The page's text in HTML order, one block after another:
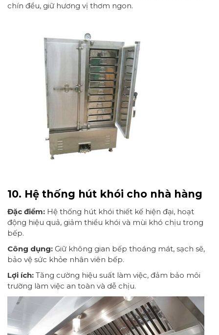
chín đều, giữ hương vị thơm ngon.
10. Hệ thống hút khói cho nhà hàng
Đặc điểm: Hệ thống hút khói thiết kế hiện đại, hoạt
động hiệu quả, giảm thiểu khói và mùi khó chịu trong
bếp.
Công dụng: Giữ không gian bếp thoáng mát, sạch sẽ,
bảo vệ sức khỏe nhân viên bếp.
Lợi ích: Tăng cường hiệu suất làm việc, đảm bảo môi
trường làm việc an toàn và dễ chịu.